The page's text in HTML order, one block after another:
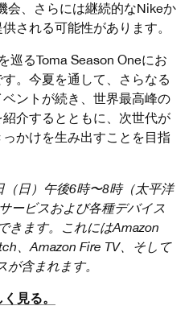
会、さらには継続的なNikeか
される可能性があります。
巡るToma Season Oneにお
。今夏を通して、さらなる
ントが続き、世界最高峰の
介するとともに、次世代が
かけを生み出すことを目指
日）午後6時〜8時（太平洋
ービスおよび各種デバイス
きます。これにはAmazon
、Amazon Fire TV、そして
含まれます。
見る。